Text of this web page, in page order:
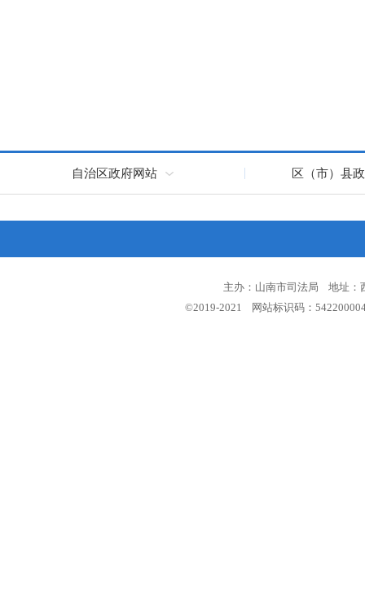
自治区政府网站 区（市）县
主办：山南市司法局 地址：
©2019-2021 网站标识码：